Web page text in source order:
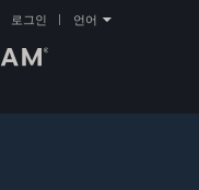
로그인 언어